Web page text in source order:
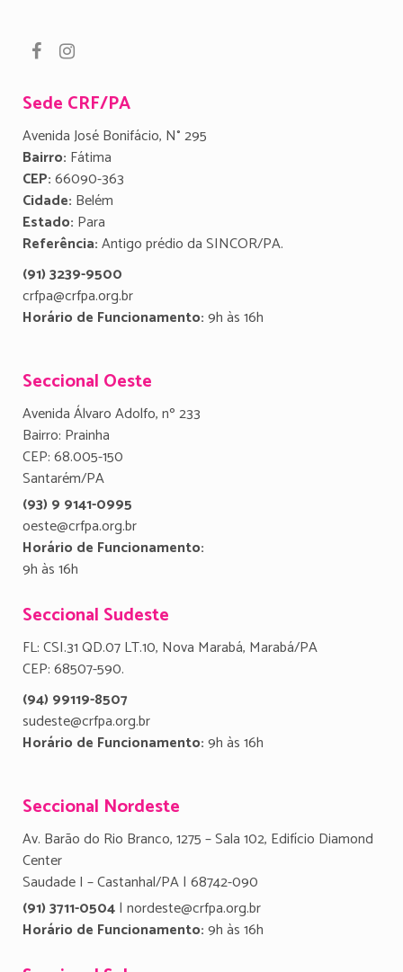
Sede CRF/PA
Avenida José Bonifácio, N° 295
Bairro: Fátima
CEP:66090-363
Cidade: Belém
Estado: Para
Referência:Antigo prédio da SINCOR/PA.
(91) 3239-9500
crfpa@crfpa.org.br
Horário de Funcionamento:9h às 16h
Seccional Oeste
Avenida Álvaro Adolfo, nº 233
Bairro: Prainha
CEP: 68.005-150
Santarém/PA
(93) 9 9141-0995
oeste@crfpa.org.br
Horário de Funcionamento:
9h às 16h
Seccional Sudeste
FL: CSI.31 QD.07 LT.10, Nova Marabá, Marabá/PA
CEP: 68507-590.
(94) 99119-8507
sudeste@crfpa.org.br
Horário de Funcionamento:9h às 16h
Seccional Nordeste
Av. Barão do Rio Branco, 1275 – Sala 102, Edifício Diamond
Center
Saudade I – Castanhal/PA | 68742-090
(91) 3711-0504| nordeste@crfpa.org.br
Horário de Funcionamento:9h às 16h